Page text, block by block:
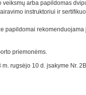
arba papildomas
instruktoriui ir
papildomai
priemonėms.
rugsėjo 10 d. įsakyme Nr.